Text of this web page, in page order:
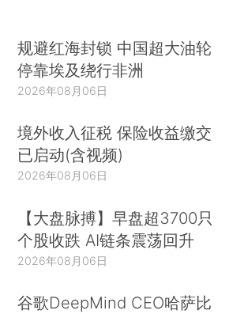
规避红海封锁 中国超大油轮
停靠埃及绕行非洲
2026年08月06日
境外收入征税 保险收益缴交
已启动(含视频)
2026年08月06日
【大盘脉搏】早盘超3700只
个股收跌 AI链条震荡回升
2026年08月06日
谷歌DeepMind CEO哈萨比